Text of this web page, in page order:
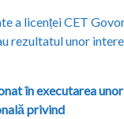
a licenței CET
rezultatul unor
în executarea unor
privind